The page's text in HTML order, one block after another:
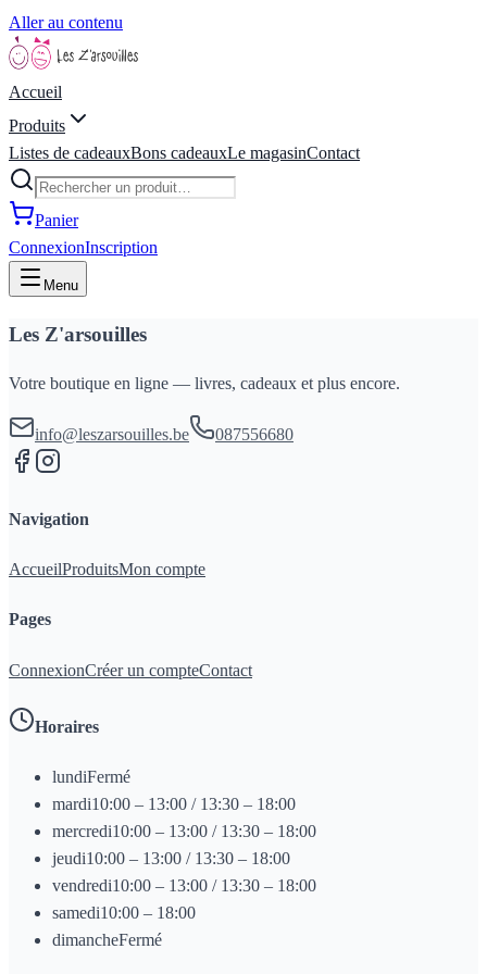
Aller au contenu
Accueil
Produits
Listes de cadeauxBons cadeauxLe magasinContact
Panier
ConnexionInscription
Menu
Les Z'arsouilles
Votre boutique en ligne — livres, cadeaux et plus encore.
info@leszarsouilles.be 087556680
Navigation
AccueilProduitsMon compte
Pages
ConnexionCréer un compteContact
Horaires
lundiFermé
mardi10:00 – 13:00 / 13:30 – 18:00
mercredi10:00 – 13:00 / 13:30 – 18:00
jeudi10:00 – 13:00 / 13:30 – 18:00
vendredi10:00 – 13:00 / 13:30 – 18:00
samedi10:00 – 18:00
dimancheFermé